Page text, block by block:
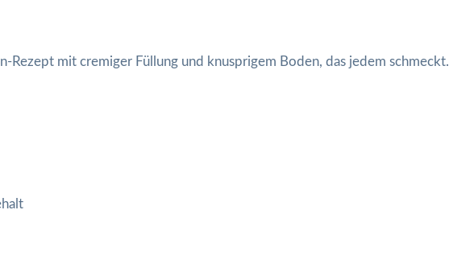
Rezept mit cremiger Füllung und knusprigem Boden, das jedem schmeckt.